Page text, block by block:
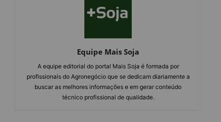
Equipe Mais Soja
A equipe editorial do portal Mais Soja é formada por
profissionais do Agronegócio que se dedicam diariamente a
buscar as melhores informações e em gerar conteúdo
técnico profissional de qualidade.